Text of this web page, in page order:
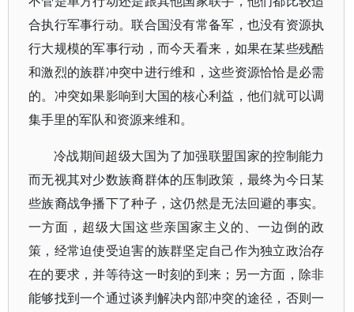
合执行军事行动。联合国没有常备军，也没有资源执
行大规模的军事行动，而今天看来，如果在某些残酷
和激烈的族群冲突中进行维和，这些资源恰恰是必需
的。冲突如果影响到大国的核心利益，他们就可以调
集手里的军队和资源来维和。
冷战期间超级大国为了加强联盟国家的控制能力
而无视其对少数族裔群体的压制政策，最终为今日某
些族裔战争播下了种子，这仍然是无法回避的事实。
一方面，超级大国这些亲国家主义的、一边倒的政
策，经常迫使受迫害的族群坚定自己作为独立政治存
在的要求，并等待这一时刻的到来；另一方面，除非
能够找到一个通过谈判解决内部冲突的途径，否则一